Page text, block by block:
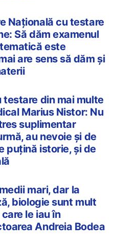
Națională cu testare
Să dăm examenul
este
are sens să dăm și
testare din mai multe
Marius Nistor: Nu
suplimentar
au nevoie și de
puțină istorie, și de
mari, dar la
biologie sunt mult
le iau în
Andreia Bodea